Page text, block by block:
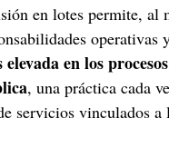
en lotes permite, al
operativas
en los
, una práctica cada
servicios vinculados a